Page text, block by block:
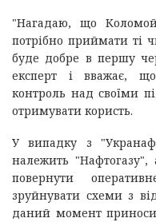
"Нагадаю, що
потрібно приймати ті
буде добре в першу
експерт і вважає,
контроль над своїми
отримувати користь.
У випадку з
належить "Нафтогазу",
повернути
зруйнувати схеми з
даний момент